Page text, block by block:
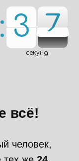
: 4
3
3
4 6
5
5
6
секунд
всё!
человек,